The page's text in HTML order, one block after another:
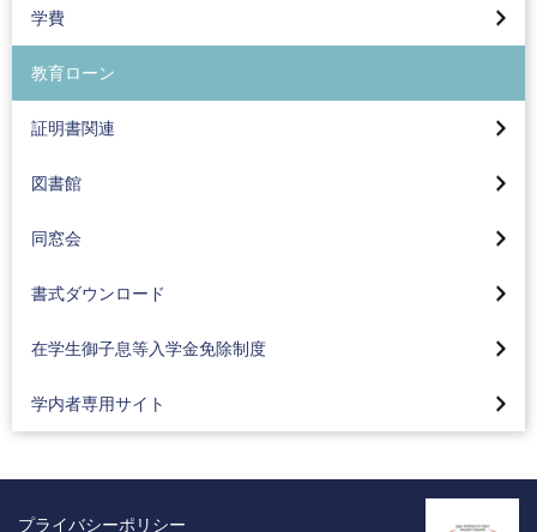
学費
教育ローン
証明書関連
証明書申込・受取方法（卒業生）
取り扱っている主な証明書(蒲田キャンパス)
図書館
同窓会
書式ダウンロード
在学生御子息等入学金免除制度
学内者専用サイト
プライバシーポリシー